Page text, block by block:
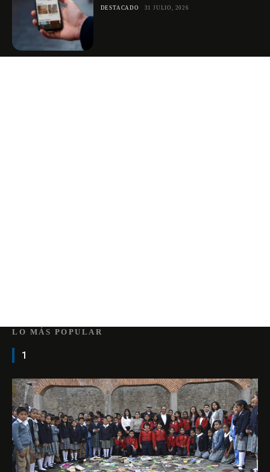
DESTACADO 31 JULIO, 2026
LO MÁS POPULAR
1